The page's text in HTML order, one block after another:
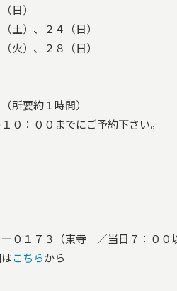
日）
土）、２４（日）
火）、２８（日）
所要約１時間）
０：００までにご予約下さい。
０１７３（東寺 ／当日７：００
こちらから